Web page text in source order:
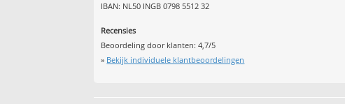
IBAN: NL50 INGB 0798 5512 32
Recensies
Beoordeling door klanten:4,7/5
» Bekijk individuele klantbeoordelingen